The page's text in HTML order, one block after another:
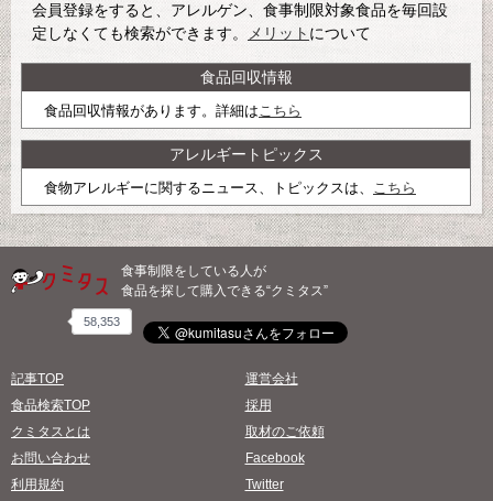
会員登録をすると、アレルゲン、食事制限対象食品を毎回設
定しなくても検索ができます。
メリット について
食品回収情報
食品回収情報があります。詳細はこちら
アレルギートピックス
食物アレルギーに関するニュース、トピックスは、 こちら
食事制限をしている人が
食品を探して購入できる“クミタス”
58,353
記事TOP
食品検索TOP
クミタスとは
お問い合わせ
利用規約
運営会社
採用
取材のご依頼
Facebook
Twitter